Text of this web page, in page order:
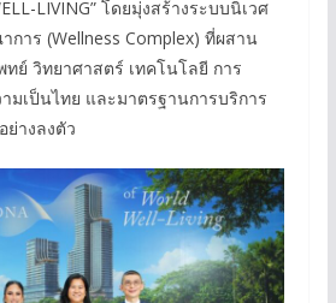
LIVING” โดยมุ่งสร้างระบบนิเวศ
าร (Wellness Complex) ที่ผสาน
ทย์ วิทยาศาสตร์ เทคโนโลยี การ
เป็นไทย และมาตรฐานการบริการ
ย่างลงตัว